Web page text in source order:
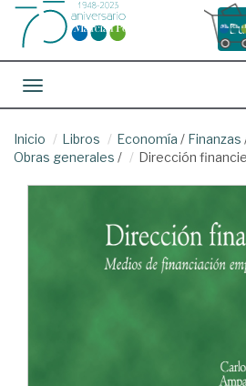
Toggle navigation
Inicio Libros Economía / Finanzas
Obras generales / Dirección